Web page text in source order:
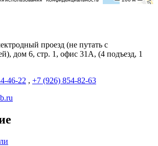
проезд (не путать с
дом 6, стр. 1, офис 31А, (4 подъезд, 1
46-22 , +7 (926) 854-82-63